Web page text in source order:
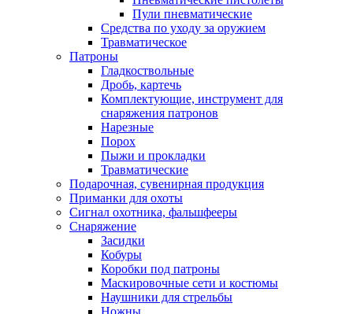
Пули пневматические
Средства по уходу за оружием
Травматическое
Патроны
Гладкоствольные
Дробь, картечь
Комплектующие, инструмент для
снаряжения патронов
Нарезные
Порох
Пыжи и прокладки
Травматические
Подарочная, сувенирная продукция
Приманки для охоты
Сигнал охотника, фальшфееры
Снаряжение
Засидки
Кобуры
Коробки под патроны
Маскировочные сети и костюмы
Наушники для стрельбы
Ножны